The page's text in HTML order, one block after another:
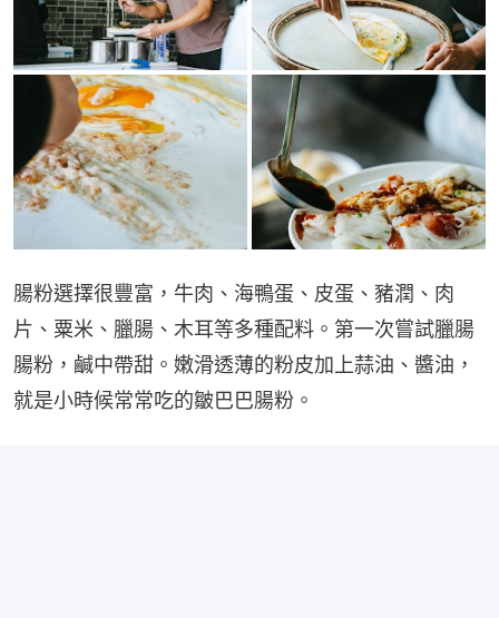
腸粉選擇很豐富，牛肉、海鴨蛋、皮蛋、豬潤、肉
片、粟米、臘腸、木耳等多種配料。第一次嘗試臘腸
腸粉，鹹中帶甜。嫩滑透薄的粉皮加上蒜油、醬油，
就是小時候常常吃的皺巴巴腸粉。